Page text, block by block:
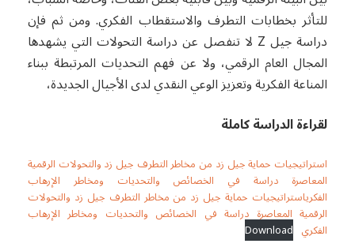
للتأثر بخطابات التطرف والاستقطاب الفكري. ومن ثم فإن
دراسة جيل Z لا تنفصل عن دراسة التحولات التي يشهدها
المجال العام الرقمي، ولا عن فهم التحديات المرتبطة ببناء
المناعة الفكرية وتعزيز الوعي النقدي لدى الأجيال الجديدة،
لقراءة الدراسة كاملة
استراتيجيات حماية جيل زد من مخاطر التطرف جيل زد والتحولات الرقمية
المعاصرة دراسة في الخصائص والتحديات ومخاطر الإرهاب
الفكرياستراتيجيات حماية جيل زد من مخاطر التطرف جيل زد والتحولات
الرقمية المعاصرة دراسة في الخصائص والتحديات ومخاطر الإرهاب
الفكري Download